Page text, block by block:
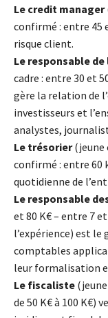
Le credit manager
confirmé : entre 45
risque client.
Le responsable
cadre : entre 30 et
gère la relation de
investisseurs et
analystes,
Le trésorier(jeune
confirmé : entre 60
quotidienne de
Le responsable
et 80 K€ – entre 7
l’expérience) est
comptables
leur formalisation
Le fiscaliste (jeune
de 50 K€ à 100 K€)